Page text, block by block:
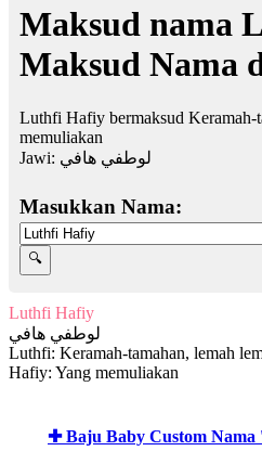
Maksud nama
Maksud Nama
Luthfi Hafiy bermaksud Keramah-
memuliakan
Jawi: لوطفي هافي
Masukkan Nama:
Luthfi Hafiy
لوطفي هافي
Luthfi: Keramah-tamahan, lemah
Hafiy: Yang memuliakan
✚ Baju Baby Custom